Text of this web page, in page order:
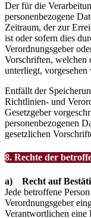
Der für die
personenbezogene
Zeitraum, der zur
ist oder sofern dies
Verordnungsgeber
Vorschriften, welchen
unterliegt, vorgesehen
Entfällt der
Richtlinien- und
Gesetzgeber
personenbezogenen
gesetzlichen
8. Rechte der
a) Recht auf
Jede betroffene
Verordnungsgeber
Verantwortlichen eine